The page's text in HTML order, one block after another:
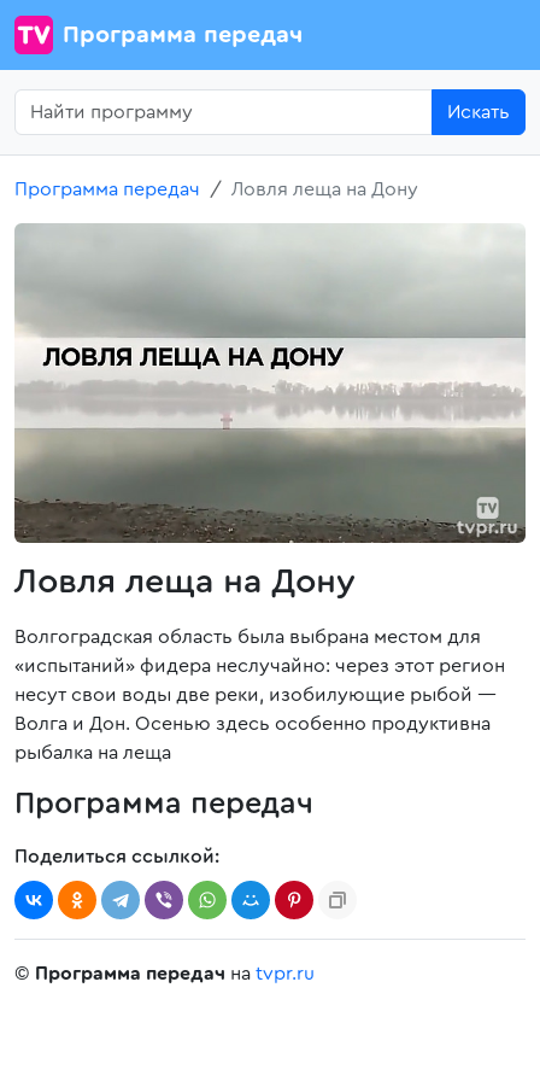
Программа передач
Искать
Программа передач Ловля леща на Дону
Ловля леща на Дону
Волгоградская область была выбрана местом для
«испытаний» фидера неслучайно: через этот регион
несут свои воды две реки, изобилующие рыбой —
Волга и Дон. Осенью здесь особенно продуктивна
рыбалка на леща
Программа передач
Поделиться ссылкой:
© Программа передач на tvpr.ru